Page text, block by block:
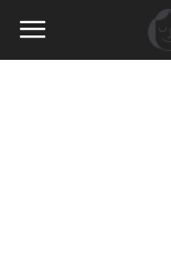
Cinnabon.pl